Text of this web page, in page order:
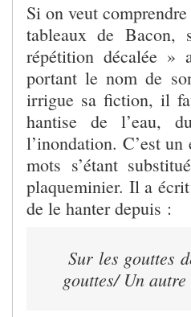
Si on veut
tableaux de
répétition décalée »
portant le nom de
irrigue sa fiction, il
hantise de l’eau,
l’inondation. C’est
mots s’étant
plaqueminier. Il a
de le hanter depuis :
Sur les gouttes
gouttes/ Un